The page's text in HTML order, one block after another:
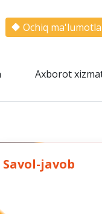
Ochiq
Axborot
Savol-javob